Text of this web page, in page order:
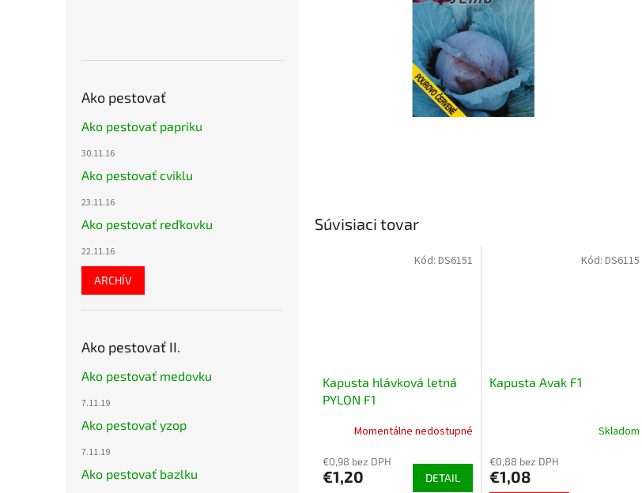
Ako pestovať
Ako pestovať papriku
30.11.16
Ako pestovať cviklu
23.11.16
Ako pestovať reďkovku
22.11.16
ARCHÍV
Ako pestovať II.
Ako pestovať medovku
7.11.19
Ako pestovať yzop
7.11.19
Ako pestovať bazlku
Súvisiaci tovar
Kapusta hlávková letná
PYLON F1
Momentálne nedostupné
€0,98 bez DPH
€1,20 DETAIL
Kód: DS6151
Kapusta Avak F1
Skladom
€0,88 bez DPH
€1,08
Kód: DS6115